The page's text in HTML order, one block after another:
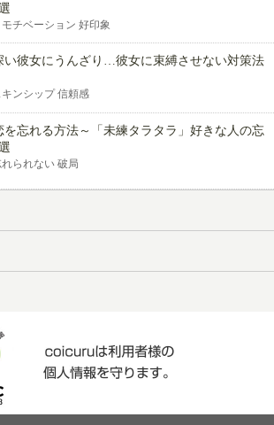
チベーション 好印象
い彼女にうんざり…彼女に束縛させない対策法
ンシップ 信頼感
を忘れる方法～「未練タラタラ」好きな人の忘
られない 破局